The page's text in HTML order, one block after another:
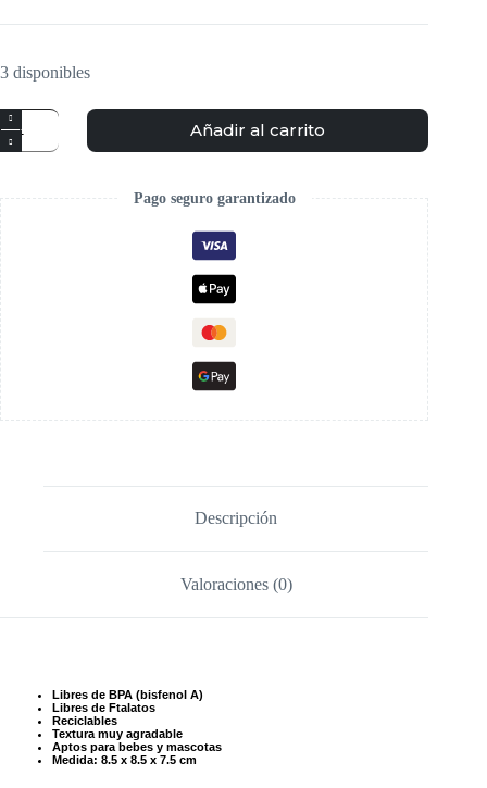
3 disponibles
Añadir al carrito
Pago seguro garantizado
Descripción
Valoraciones (0)
Libres de BPA (bisfenol A)
Libres de Ftalatos
Reciclables
Textura muy agradable
Aptos para bebes y mascotas
Medida: 8.5 x 8.5 x 7.5 cm